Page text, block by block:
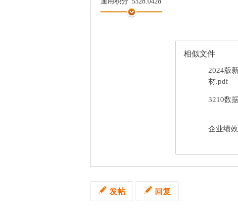
学术水平
158 点
相似文件
2024版
材.pdf
3210数
企业绩
发帖 回复